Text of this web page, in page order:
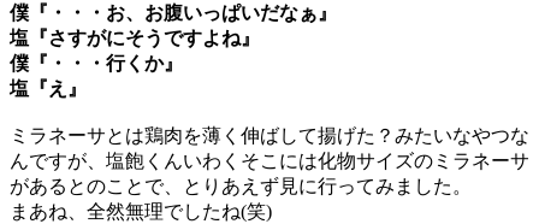
僕『・・・お、お腹いっぱいだなぁ』
塩『さすがにそうですよね』
僕『・・・行くか』
塩『え』
ミラネーサとは鶏肉を薄く伸ばして揚げた？みたいなやつな
んですが、塩飽くんいわくそこには化物サイズのミラネーサ
があるとのことで、とりあえず見に行ってみました。
まあね、全然無理でしたね(笑)